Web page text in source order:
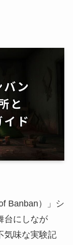
Banban）」シ
台にしなが
気味な実験記